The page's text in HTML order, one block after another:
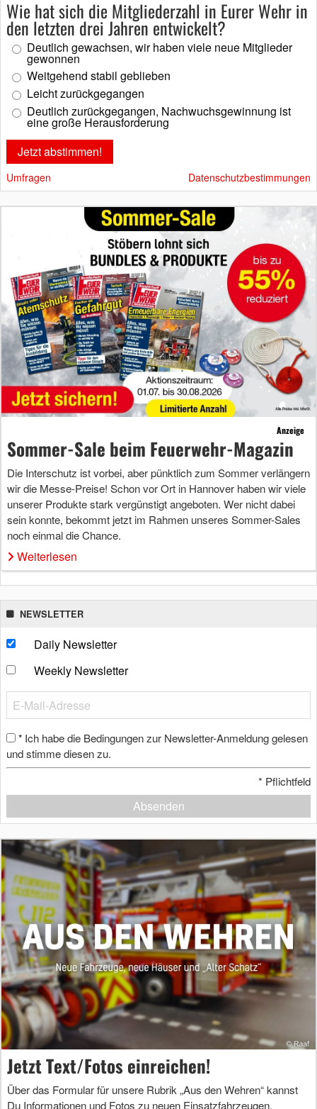
Wie hat sich die Mitgliederzahl in Eurer Wehr in
den letzten drei Jahren entwickelt?
Deutlich gewachsen, wir haben viele neue Mitglieder
gewonnen
Weitgehend stabil geblieben
Leicht zurückgegangen
Deutlich zurückgegangen, Nachwuchsgewinnung ist
eine große Herausforderung
Umfragen Datenschutzbestimmungen
Anzeige
Sommer-Sale beim Feuerwehr-Magazin
Die Interschutz ist vorbei, aber pünktlich zum Sommer verlängern
wir die Messe-Preise! Schon vor Ort in Hannover haben wir viele
unserer Produkte stark vergünstigt angeboten. Wer nicht dabei
sein konnte, bekommt jetzt im Rahmen unseres Sommer-Sales
noch einmal die Chance.
Weiterlesen
NEWSLETTER
Daily Newsletter
Weekly Newsletter
* Ich habe die Bedingungen zur Newsletter-Anmeldung gelesen
und stimme diesen zu.
* Pflichtfeld
Absenden
Jetzt Text/Fotos einreichen!
Über das Formular für unsere Rubrik „Aus den Wehren“ kannst
Du Informationen und Fotos zu neuen Einsatzfahrzeugen,